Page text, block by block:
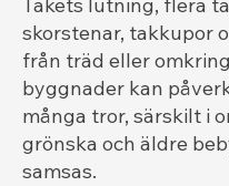
Takets lutning, flera
skorstenar, takkupor
från träd eller
byggnader kan
många tror, särskilt i
grönska och äldre
samsas.